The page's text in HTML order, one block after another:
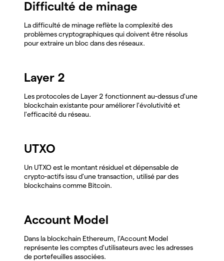
Difficulté de minage
La difficulté de minage reflète la complexité des
problèmes cryptographiques qui doivent être résolus
pour extraire un bloc dans des réseaux.
Layer 2
Les protocoles de Layer 2 fonctionnent au-dessus d'une
blockchain existante pour améliorer l'évolutivité et
l'efficacité du réseau.
UTXO
Un UTXO est le montant résiduel et dépensable de
crypto-actifs issu d'une transaction, utilisé par des
blockchains comme Bitcoin.
Account Model
Dans la blockchain Ethereum, l'Account Model
représente les comptes d'utilisateurs avec les adresses
de portefeuilles associées.